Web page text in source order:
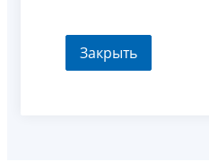
Закрыть